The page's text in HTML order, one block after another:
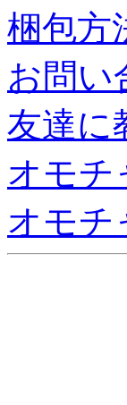
梱包方
お問い
友達に
オモチ
オモチ